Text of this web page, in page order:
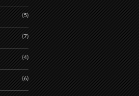
(5)
(7)
(4)
(6)